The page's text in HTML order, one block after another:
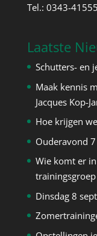
Tel.: 0343-
Laatste
Schutters- en
Maak kennis
Jacques Kop-
Hoe krijgen
Ouderavond
Wie komt er
trainingsgroep
Dinsdag 8